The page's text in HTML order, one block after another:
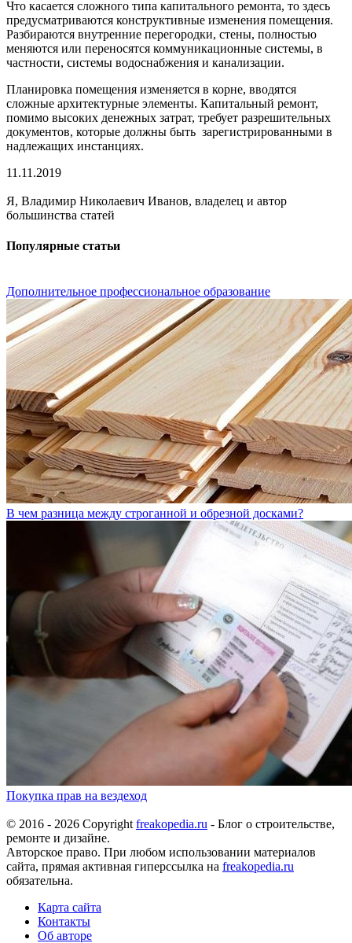
Что касается сложного типа капитального ремонта, то здесь
предусматриваются конструктивные изменения помещения.
Разбираются внутренние перегородки, стены, полностью
меняются или переносятся коммуникационные системы, в
частности, системы водоснабжения и канализации.
Планировка помещения изменяется в корне, вводятся
сложные архитектурные элементы. Капитальный ремонт,
помимо высоких денежных затрат, требует разрешительных
документов, которые должны быть зарегистрированными в
надлежащих инстанциях.
11.11.2019
Я, Владимир Николаевич Иванов, владелец и автор
большинства статей
Популярные статьи
Дополнительное профессиональное образование
В чем разница между строганной и обрезной досками?
Покупка прав на вездеход
© 2016 - 2026 Copyright freakopedia.ru - Блог о строительстве,
ремонте и дизайне.
Авторское право. При любом использовании материалов
сайта, прямая активная гиперссылка на freakopedia.ru
обязательна.
Карта сайта
Контакты
Об авторе